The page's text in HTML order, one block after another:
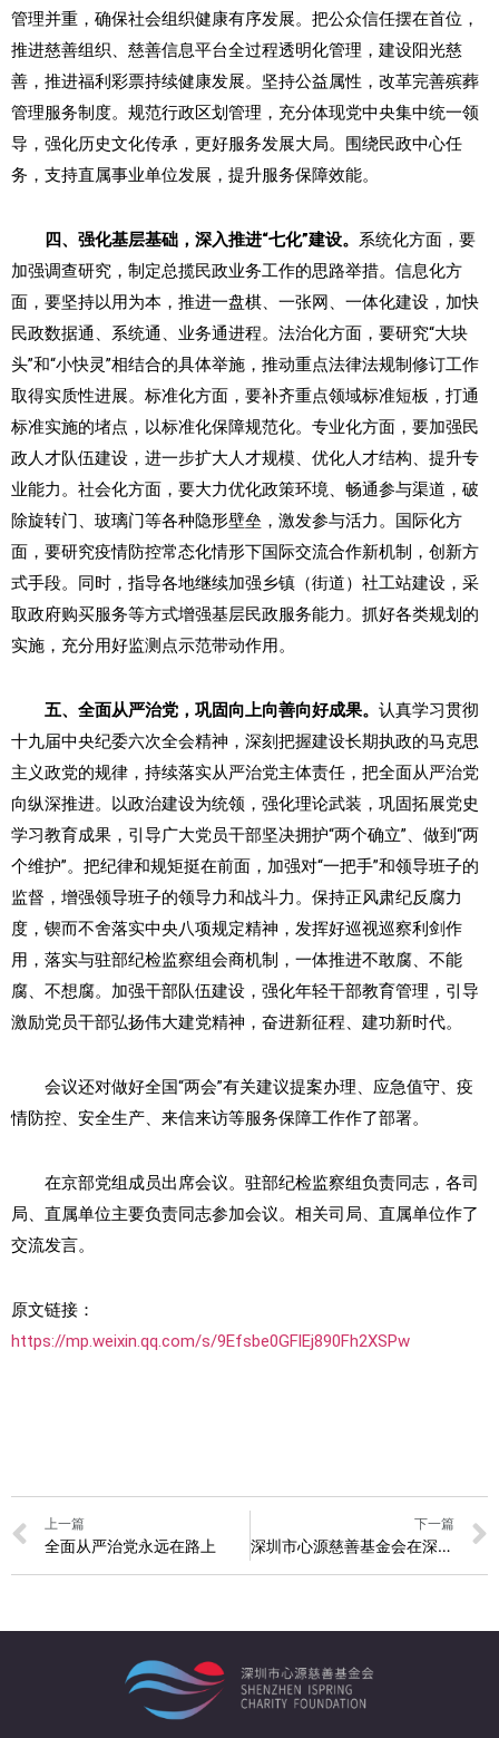
管理并重，确保社会组织健康有序发展。把公众信任摆在首位，
推进慈善组织、慈善信息平台全过程透明化管理，建设阳光慈
善，推进福利彩票持续健康发展。坚持公益属性，改革完善殡葬
管理服务制度。规范行政区划管理，充分体现党中央集中统一领
导，强化历史文化传承，更好服务发展大局。围绕民政中心任
务，支持直属事业单位发展，提升服务保障效能。
四、强化基层基础，深入推进“七化”建设。 系统化方面，要
加强调查研究，制定总揽民政业务工作的思路举措。信息化方
面，要坚持以用为本，推进一盘棋、一张网、一体化建设，加快
民政数据通、系统通、业务通进程。法治化方面，要研究“大块
头”和“小快灵”相结合的具体举施，推动重点法律法规制修订工作
取得实质性进展。标准化方面，要补齐重点领域标准短板，打通
标准实施的堵点，以标准化保障规范化。专业化方面，要加强民
政人才队伍建设，进一步扩大人才规模、优化人才结构、提升专
业能力。社会化方面，要大力优化政策环境、畅通参与渠道，破
除旋转门、玻璃门等各种隐形壁垒，激发参与活力。国际化方
面，要研究疫情防控常态化情形下国际交流合作新机制，创新方
式手段。同时，指导各地继续加强乡镇（街道）社工站建设，采
取政府购买服务等方式增强基层民政服务能力。抓好各类规划的
实施，充分用好监测点示范带动作用。
五、全面从严治党，巩固向上向善向好成果。 认真学习贯彻
十九届中央纪委六次全会精神，深刻把握建设长期执政的马克思
主义政党的规律，持续落实从严治党主体责任，把全面从严治党
向纵深推进。以政治建设为统领，强化理论武装，巩固拓展党史
学习教育成果，引导广大党员干部坚决拥护“两个确立”、做到“两
个维护”。把纪律和规矩挺在前面，加强对“一把手”和领导班子的
监督，增强领导班子的领导力和战斗力。保持正风肃纪反腐力
度，锲而不舍落实中央八项规定精神，发挥好巡视巡察利剑作
用，落实与驻部纪检监察组会商机制，一体推进不敢腐、不能
腐、不想腐。加强干部队伍建设，强化年轻干部教育管理，引导
激励党员干部弘扬伟大建党精神，奋进新征程、建功新时代。
会议还对做好全国“两会”有关建议提案办理、应急值守、疫
情防控、安全生产、来信来访等服务保障工作作了部署。
在京部党组成员出席会议。驻部纪检监察组负责同志，各司
局、直属单位主要负责同志参加会议。相关司局、直属单位作了
交流发言。
原文链接：
https://mp.weixin.qq.com/s/9Efsbe0GFlEj890Fh2XSPw
上一篇
全面从严治党永远在路上
下一篇
深圳市心源慈善基金会在深圳市2021年度市级社会组织评估中获得AAA等级